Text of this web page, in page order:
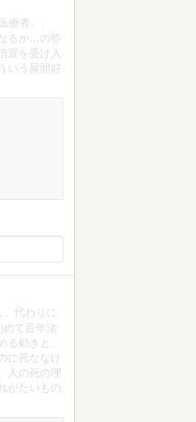
療者、、
るか…の答
置を受け入
いう展開好
代わりに
て百年法
動きと、
に死ななけ
人の死の理
がたいもの